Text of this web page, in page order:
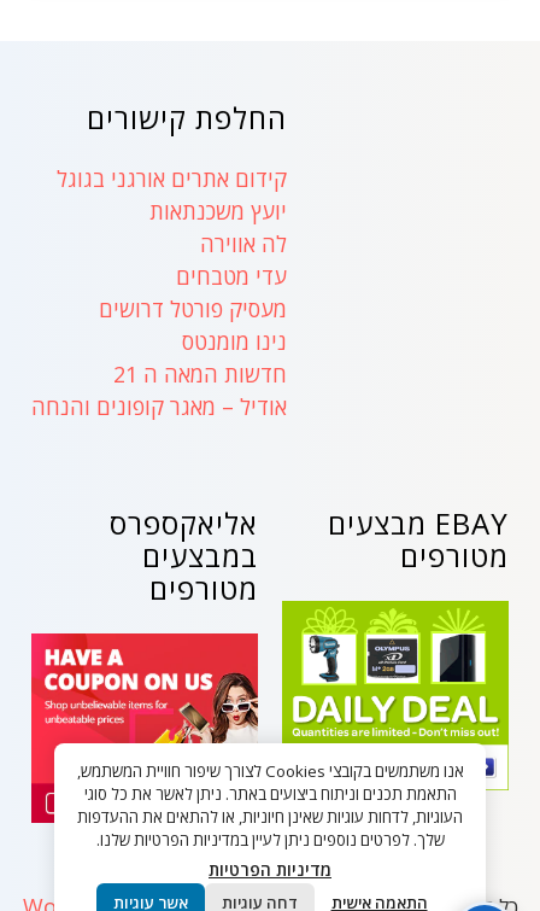
החלפת קישורים
קידום אתרים אורגני בגוגל
יועץ משכנתאות
לה אווירה
עדי מטבחים
מעסיק פורטל דרושים
נינו מומנטס
חדשות המאה ה 21
אודיל – מאגר קופונים והנחה
אליאקספרס
במבצעים
מטורפים
EBAY מבצעים
מטורפים
אנו משתמשים בקובצי Cookies לצורך שיפור חוויית המשתמש,
התאמת תכנים וניתוח ביצועים באתר. ניתן לאשר את כל סוגי
העוגיות, לדחות עוגיות שאינן חיוניות, או להתאים את ההעדפות
שלך. לפרטים נוספים ניתן לעיין במדיניות הפרטיות שלנו.
מדיניות הפרטיות
התאמה אישית דחה עוגיות אשר עוגיות